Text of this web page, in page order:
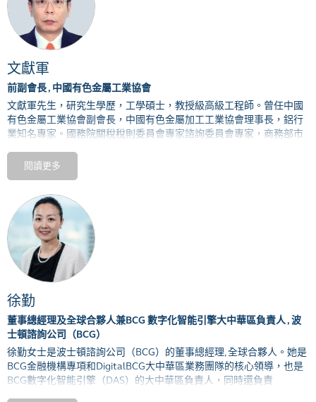
文獻軍
前副會長 , 中國有色金屬工業協會
文獻軍先生，研究生學歷，工學碩士，教授級高級工程師。曾任中國
有色金屬工業協會副會長，中國有色金屬加工工業協會理事長，鋁行
業知名專家。國務院關稅稅則委員會專家諮詢委員會專家，商務部市
委員。閱讀更多
徐勤
董事總經理及全球合夥人兼BCG 數字化智能引擎大中華區負責人 , 波
士頓諮詢公司（BCG）
徐勤女士是波士頓諮詢公司（BCG）的董事總經理,全球合夥人。她是
BCG金融機構專項和DigitalBCG大中華區業務團隊的核心領導，也是
BCG數字化智能引擎（DAS）的大中華區負責人，同時還負責